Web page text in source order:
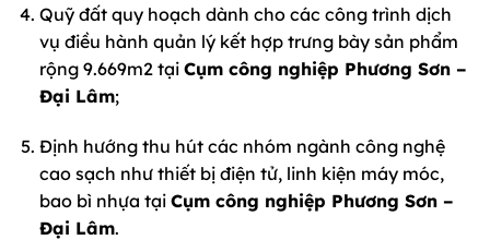
Quỹ đất quy hoạch dành cho các công trình dịch
vụ điều hành quản lý kết hợp trưng bày sản phẩm
rộng 9.669m2 tại Cụm công nghiệp Phương Sơn –
Đại Lâm;
Định hướng thu hút các nhóm ngành công nghệ
cao sạch như thiết bị điện tử, linh kiện máy móc,
bao bì nhựa tại Cụm công nghiệp Phương Sơn –
Đại Lâm.